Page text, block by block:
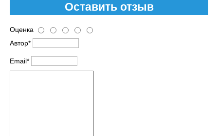
Оставить отзыв
Оценка
Автор*
Email*